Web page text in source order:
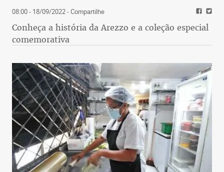
08:00 - 18/09/2022- Compartilhe
Conheça a história da Arezzo e a coleção especial
comemorativa